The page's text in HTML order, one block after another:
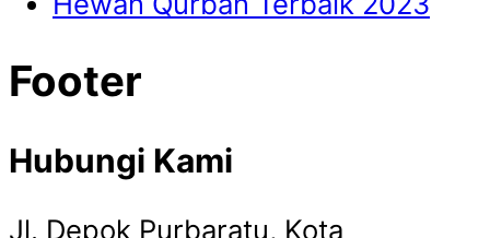
Footer
Hubungi Kami
Jl. Depok Purbaratu, Kota